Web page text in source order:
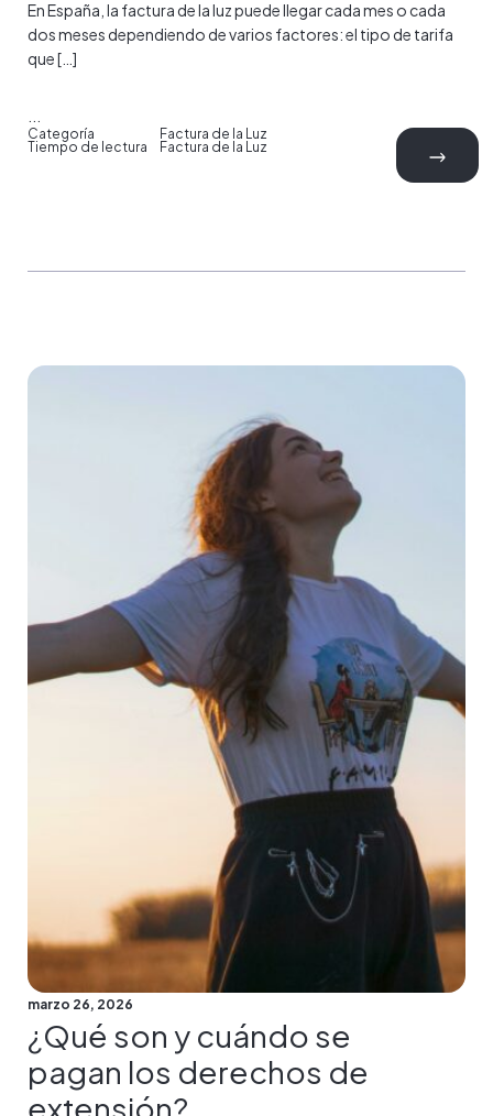
En España, la factura de la luz puede llegar cada mes o cada
dos meses dependiendo de varios factores: el tipo de tarifa
que […]
Categoría
Factura de la Luz
Tiempo de lectura
Factura de la Luz
marzo 26, 2026
¿Qué son y cuándo se
pagan los derechos de
extensión?